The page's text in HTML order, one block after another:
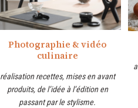
Photographie & vidéo
culinaire
réalisation recettes, mises en avant
produits, de l’idée à l’édition en
passant par le stylisme.